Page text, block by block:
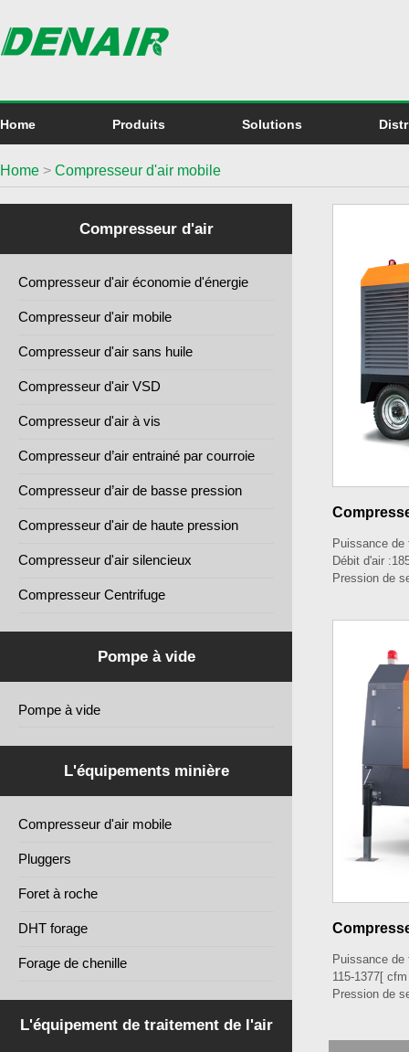
Home Produits Solutions
Home > Compresseur d'air mobile
Compresseur d'air
Compresseur d'air économie d'énergie
Compresseur d'air mobile
Compresseur d'air sans huile
Compresseur d'air VSD
Compresseur d'air à vis
Compresseur d’air entrainé par courroie
Compresseur d’air de basse pression
Compresseur d'air de haute pression
Compresseur d'air silencieux
Compresseur Centrifuge
Pompe à vide
Pompe à vide
L'équipements minière
Compresseur d'air mobile
Pluggers
Foret à roche
DHT forage
Forage de chenille
L'équipement de traitement de l'air
Puissance
Débit d'air :
Pression de
Puissance
115-1377[
Pression de